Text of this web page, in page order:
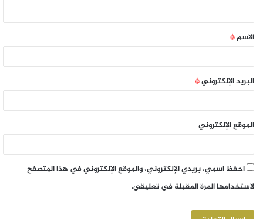
الاسم*
البريد الإلكتروني*
الموقع الإلكتروني
احفظ اسمي، بريدي الإلكتروني، والموقع الإلكتروني في هذا المتصفح
لاستخدامها المرة المقبلة في تعليقي.